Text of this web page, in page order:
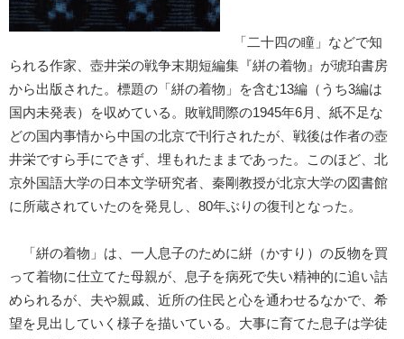
「二十四の瞳」などで知
られる作家、壺井栄の戦争末期短編集『絣の着物』が琥珀書房
から出版された。標題の「絣の着物」を含む13編（うち3編は
国内未発表）を収めている。敗戦間際の1945年6月、紙不足な
どの国内事情から中国の北京で刊行されたが、戦後は作者の壺
井栄ですら手にできず、埋もれたままであった。このほど、北
京外国語大学の日本文学研究者、秦剛教授が北京大学の図書館
に所蔵されていたのを発見し、80年ぶりの復刊となった。
「絣の着物」は、一人息子のために絣（かすり）の反物を買
って着物に仕立てた母親が、息子を病死で失い精神的に追い詰
められるが、夫や親戚、近所の住民と心を通わせるなかで、希
望を見出していく様子を描いている。大事に育てた息子は学徒